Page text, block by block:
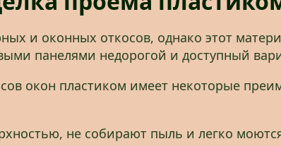
и оконных откосов, однако этот
панелями недорогой и доступный
окон пластиком имеет некоторые
не собирают пыль и легко